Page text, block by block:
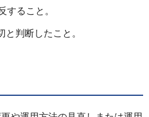
すること。
と判断したこと。